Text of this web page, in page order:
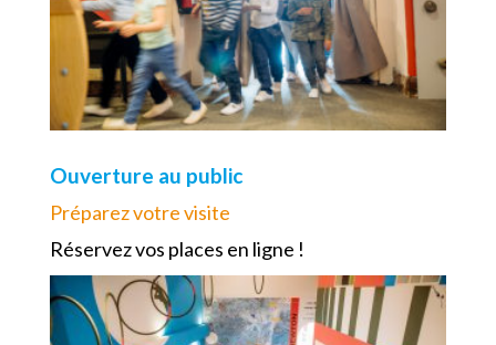
Ouverture au public
Préparez votre visite
Réservez vos places en ligne !